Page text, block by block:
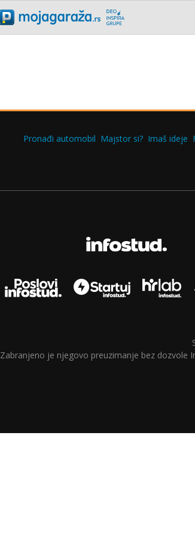
Pronađi automobil Majstor si? Imaš ideje
Zabranjeno je njegovo preuzimanje bez dozvole